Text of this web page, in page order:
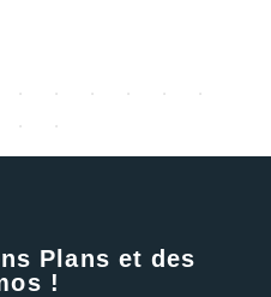
Plans et des
!